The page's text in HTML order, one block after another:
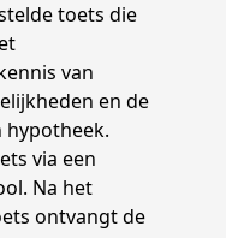
toets die
van
en de
hypotheek.
via een
Na het
ontvangt de